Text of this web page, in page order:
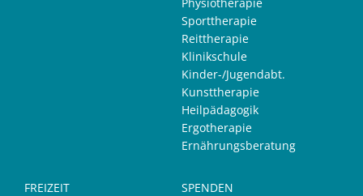
Sporttherapie
Reittherapie
Klinikschule
Kinder-/Jugendabt.
Kunsttherapie
Heilpädagogik
Ergotherapie
Ernährungsberatung
FREIZEIT
SPENDEN